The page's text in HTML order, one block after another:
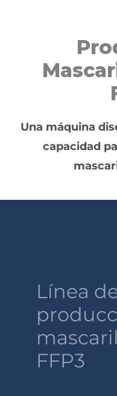
Una máquina
capacidad
Línea
FFP3